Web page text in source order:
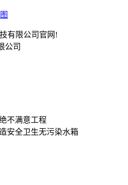
有限公司官网!
不满意工程
安全卫生无污染水箱